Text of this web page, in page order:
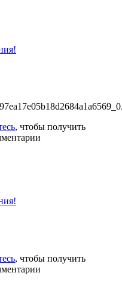
, чтобы получить
, чтобы получить